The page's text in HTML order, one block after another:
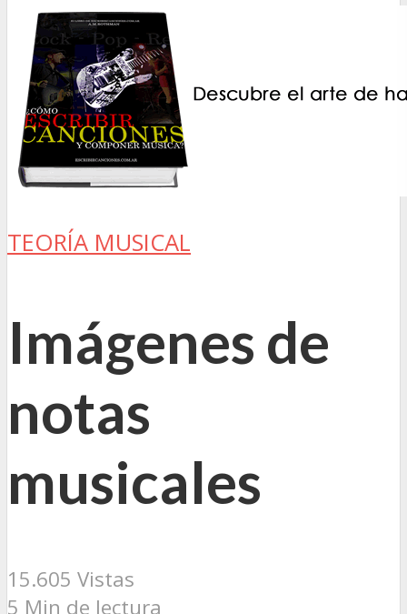
TEORÍA MUSICAL
Imágenes de
notas
musicales
15.605 Vistas
5 Min de lectura